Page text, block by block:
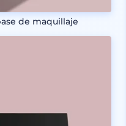
de maquillaje